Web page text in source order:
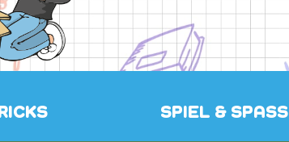
SPIEL & SPASS